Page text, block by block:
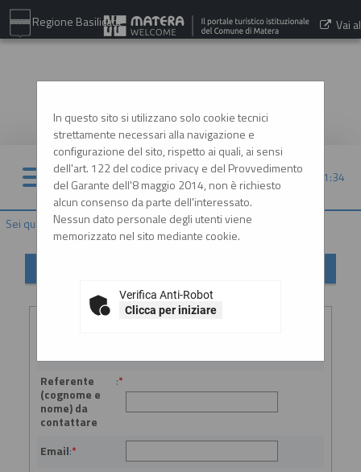
Regione Basilicata Vai al
06/08/2026 21:34
Sei qui: Home»Informazioni»Helpdesk operatori economici
In questo sito si utilizzano solo cookie tecnici
strettamente necessari alla navigazione e
configurazione del sito, rispetto ai quali, ai sensi
dell'art. 122 del codice privacy e del Provvedimento
del Garante dell'8 maggio 2014, non è richiesto
alcun consenso da parte dell'interessato.
Nessun dato personale degli utenti viene
memorizzato nel sito mediante cookie.
Verifica Anti-Robot
Clicca per iniziare
Inserimento richiesta
denominazione
Referente
(cognome e
nome) da
contattare
:*
Email:*